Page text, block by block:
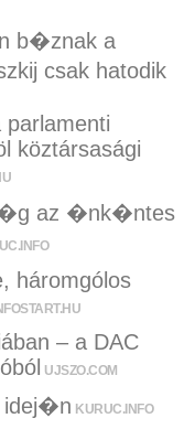
b�znak a
csak hatodik
parlamenti
köztársasági
az �nk�ntes
háromgólos
– a DAC
UJSZO.COM
idej�n KURUC.INFO